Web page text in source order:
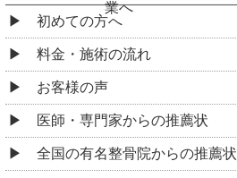
業へ
初めての方へ
料金・施術の流れ
お客様の声
医師・専門家からの推薦状
全国の有名整骨院からの推薦状